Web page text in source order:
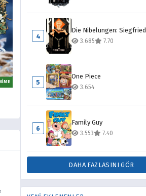
4
Die Nibelungen: Siegfried
3.685 7.70
5
One Piece
3.654
6
Family Guy
3.553 7.40
DAHA FAZLASINI GÖR